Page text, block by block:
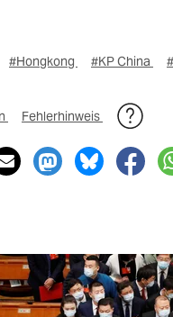
#Hongkong #KP China
Fehlerhinweis